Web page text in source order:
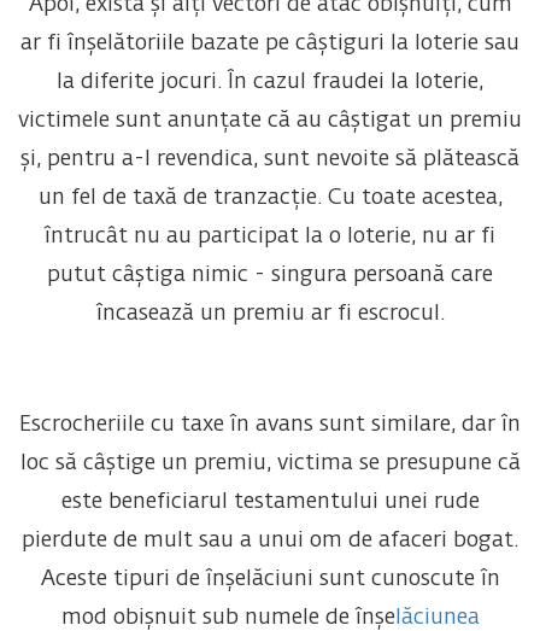
Apoi, există și alți vectori de atac obișnuiți, cum
ar fi înșelătoriile bazate pe câștiguri la loterie sau
la diferite jocuri. În cazul fraudei la loterie,
victimele sunt anunțate că au câștigat un premiu
și, pentru a-l revendica, sunt nevoite să plătească
un fel de taxă de tranzacție. Cu toate acestea,
întrucât nu au participat la o loterie, nu ar fi
putut câștiga nimic - singura persoană care
încasează un premiu ar fi escrocul.
Escrocheriile cu taxe în avans sunt similare, dar în
loc să câștige un premiu, victima se presupune că
este beneficiarul testamentului unei rude
pierdute de mult sau a unui om de afaceri bogat.
Aceste tipuri de înșelăciuni sunt cunoscute în
mod obișnuit sub numele de înșelăciunea